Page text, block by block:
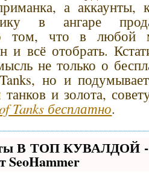
а аккаунты,
в ангаре
о том, что в любой
и всё отобрать.
не только о
но и
танков и золота,
Tanks бесплатно.
В ТОП КУВАЛДОЙ -
SeoHammer